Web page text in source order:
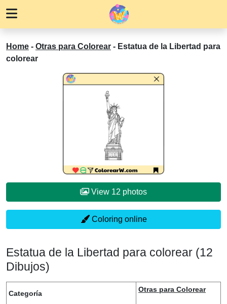
Home - Otras para Colorear - Estatua de la Libertad para
colorear
View 12 photos
Coloring online
Estatua de la Libertad para colorear (12
Dibujos)
Categoría Otras para Colorear